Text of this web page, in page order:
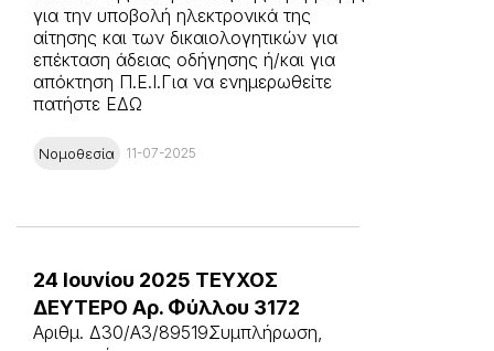
για την υποβολή ηλεκτρονικά της
αίτησης και των δικαιολογητικών για
επέκταση άδειας οδήγησης ή/και για
απόκτηση Π.Ε.Ι.Για να ενημερωθείτε
πατήστε ΕΔΩ
Νομοθεσία 11-07-2025
24 Ιουνίου 2025 ΤΕΥΧΟΣ
ΔΕΥΤΕΡΟ Αρ. Φύλλου 3172
Αριθμ. Δ30/A3/89519Συμπλήρωση,